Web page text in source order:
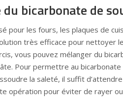
bicarbonate de
pour les fours, les plaques de
très efficace pour nettoyer
vous pouvez mélanger du
Pour permettre au
la saleté, il suffit
opération pour éviter de rayer